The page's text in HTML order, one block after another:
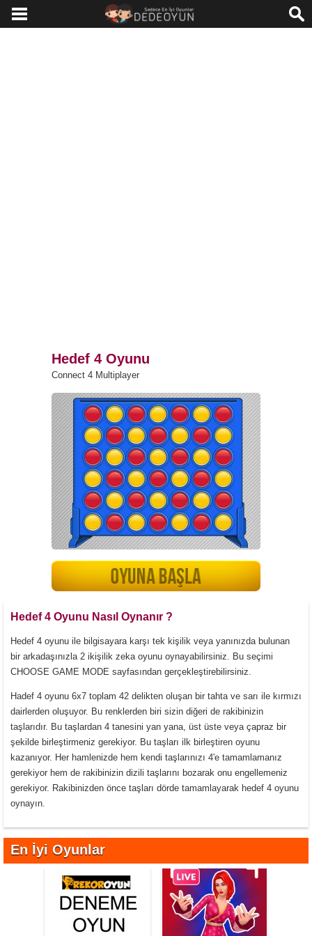
Hedef 4 Oyunu
Connect 4 Multiplayer
Hedef 4 Oyunu Nasıl Oynanır ?
Hedef 4 oyunu ile bilgisayara karşı tek kişilik veya yanınızda bulunan
bir arkadaşınızla 2 ikişilik zeka oyunu oynayabilirsiniz. Bu seçimi
CHOOSE GAME MODE sayfasından gerçekleştirebilirsiniz.
Hadef 4 oyunu 6x7 toplam 42 delikten oluşan bir tahta ve sarı ile kırmızı
dairlerden oluşuyor. Bu renklerden biri sizin diğeri de rakibinizin
taşlarıdır. Bu taşlardan 4 tanesini yan yana, üst üste veya çapraz bir
şekilde birleştirmeniz gerekiyor. Bu taşları ilk birleştiren oyunu
kazanıyor. Her hamlenizde hem kendi taşlarınızı 4'e tamamlamanız
gerekiyor hem de rakibinizin dizili taşlarını bozarak onu engellemeniz
gerekiyor. Rakibinizden önce taşları dörde tamamlayarak hedef 4 oyunu
oynayın.
En İyi Oyunlar